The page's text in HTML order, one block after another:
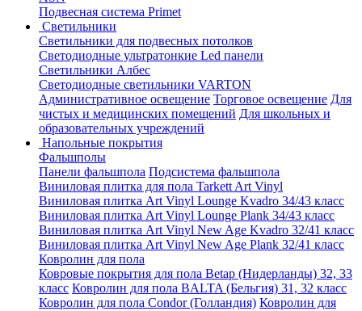
Подвесная система Primet
Светильники
Светильники для подвесных потолков
Светодиодные ультратонкие Led панели
Светильники Албес
Светодиодные светильники VARTON
Административное освещение Торговое освещение Для
чистых и медицинских помещений Для школьных и
образовательных учреждений
Напольные покрытия
Фальшполы
Панели фальшпола Подсистема фальшпола
Виниловая плитка для пола Tarkett Art Vinyl
Виниловая плитка Art Vinyl Lounge Kvadro 34/43 класс
Виниловая плитка Art Vinyl Lounge Plank 34/43 класс
Виниловая плитка Art Vinyl New Age Kvadro 32/41 класс
Виниловая плитка Art Vinyl New Age Plank 32/41 класс
Ковролин для пола
Ковровые покрытия для пола Betap (Нидерланды) 32, 33
класс Ковролин для пола BALTA (Бельгия) 31, 32 класс
Ковролин для пола Condor (Голландия) Ковролин для